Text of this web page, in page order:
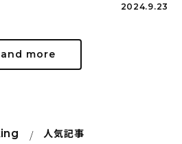
2024.9.23
and more
人気記事